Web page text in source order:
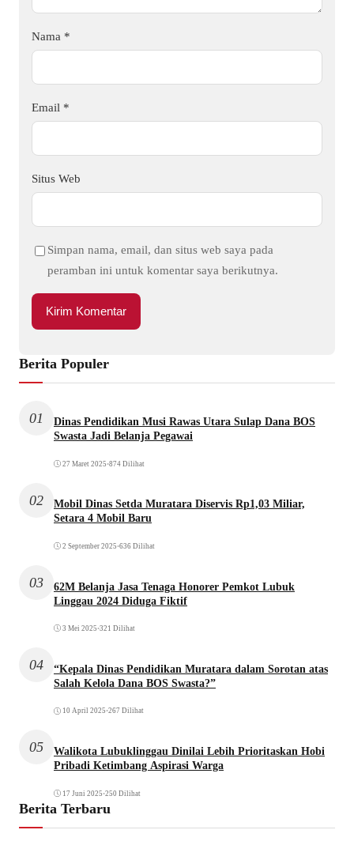
Nama *
Email *
Situs Web
Simpan nama, email, dan situs web saya pada
peramban ini untuk komentar saya berikutnya.
Berita Populer
01
Dinas Pendidikan Musi Rawas Utara Sulap Dana BOS
Swasta Jadi Belanja Pegawai
27 Maret 2025 •874 Dilihat
02
Mobil Dinas Setda Muratara Diservis Rp1,03 Miliar,
Setara 4 Mobil Baru
2 September 2025 •636 Dilihat
03
62M Belanja Jasa Tenaga Honorer Pemkot Lubuk
Linggau 2024 Diduga Fiktif
3 Mei 2025 •321 Dilihat
04
“Kepala Dinas Pendidikan Muratara dalam Sorotan atas
Salah Kelola Dana BOS Swasta?”
10 April 2025 •267 Dilihat
05
Walikota Lubuklinggau Dinilai Lebih Prioritaskan Hobi
Pribadi Ketimbang Aspirasi Warga
17 Juni 2025 •250 Dilihat
Berita Terbaru